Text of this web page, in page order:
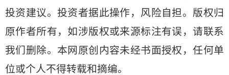
投资建议。投资者据此操作，风险自担。版权归
原作者所有，如涉版权或来源标注有误，请联系
我们删除。本网原创内容未经书面授权，任何单
位或个人不得转载和摘编。